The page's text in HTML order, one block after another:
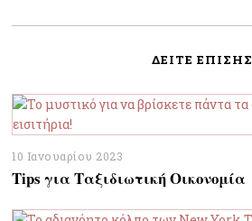
ΔΕΊΤΕ ΕΠΊΣΗΣ
10 Ιανουαρίου 2023
Tips για Ταξιδιωτική Οικονομία